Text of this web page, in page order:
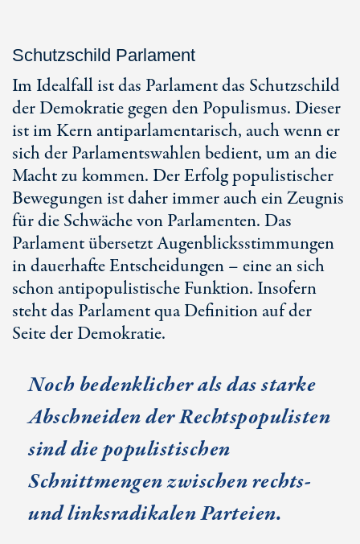
Schutzschild Parlament
Im Idealfall ist das Parlament das Schutzschild
der Demokratie gegen den Populismus. Dieser
ist im Kern antiparlamentarisch, auch wenn er
sich der Parlamentswahlen bedient, um an die
Macht zu kommen. Der Erfolg populistischer
Bewegungen ist daher immer auch ein Zeugnis
für die Schwäche von Parlamenten. Das
Parlament übersetzt Augenblicksstimmungen
in dauerhafte Entscheidungen – eine an sich
schon antipopulistische Funktion. Insofern
steht das Parlament qua Definition auf der
Seite der Demokratie.
Noch bedenklicher als das starke
Abschneiden der Rechtspopulisten
sind die populistischen
Schnittmengen zwischen rechts-
und linksradikalen Parteien.